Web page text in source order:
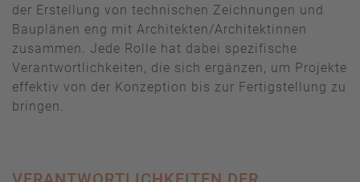
der Erstellung von technischen Zeichnungen und
Bauplänen eng mit Architekten/Architektinnen
zusammen. Jede Rolle hat dabei spezifische
Verantwortlichkeiten, die sich ergänzen, um Projekte
effektiv von der Konzeption bis zur Fertigstellung zu
bringen.